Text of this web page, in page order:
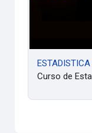
ESTADISTICA
Curso de